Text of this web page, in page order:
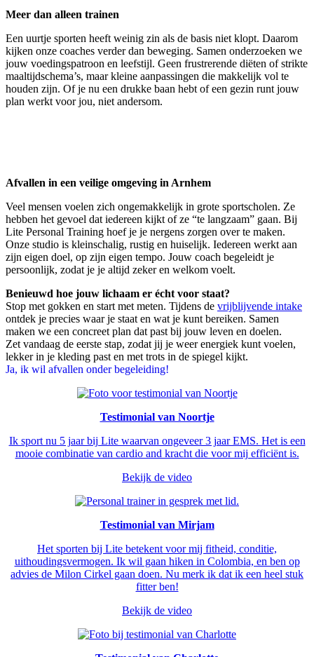
Meer dan alleen trainen
Een uurtje sporten heeft weinig zin als de basis niet klopt. Daarom
kijken onze coaches verder dan beweging. Samen onderzoeken we
jouw voedingspatroon en leefstijl. Geen frustrerende diëten of strikte
maaltijdschema’s, maar kleine aanpassingen die makkelijk vol te
houden zijn. Of je nu een drukke baan hebt of een gezin runt jouw
plan werkt voor jou, niet andersom.
Afvallen in een veilige omgeving in Arnhem
Veel mensen voelen zich ongemakkelijk in grote sportscholen. Ze
hebben het gevoel dat iedereen kijkt of ze “te langzaam” gaan. Bij
Lite Personal Training hoef je je nergens zorgen over te maken.
Onze studio is kleinschalig, rustig en huiselijk. Iedereen werkt aan
zijn eigen doel, op zijn eigen tempo. Jouw coach begeleidt je
persoonlijk, zodat je je altijd zeker en welkom voelt.
Benieuwd hoe jouw lichaam er écht voor staat?
Stop met gokken en start met meten. Tijdens de vrijblijvende intake
ontdek je precies waar je staat en wat je kunt bereiken. Samen
maken we een concreet plan dat past bij jouw leven en doelen.
Zet vandaag de eerste stap, zodat jij je weer energiek kunt voelen,
lekker in je kleding past en met trots in de spiegel kijkt.
Ja, ik wil afvallen onder begeleiding!
Testimonial van Noortje
Ik sport nu 5 jaar bij Lite waarvan ongeveer 3 jaar EMS. Het is een
mooie combinatie van cardio and kracht die voor mij efficiënt is.
Bekijk de video
Testimonial van Mirjam
Het sporten bij Lite betekent voor mij fitheid, conditie,
uithoudingsvermogen. Ik wil gaan hiken in Colombia, en ben op
advies de Milon Cirkel gaan doen. Nu merk ik dat ik een heel stuk
fitter ben!
Bekijk de video